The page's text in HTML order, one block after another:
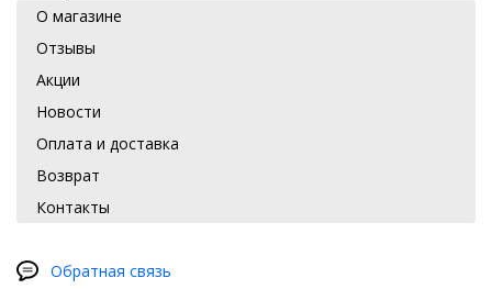
О магазине
Отзывы
Акции
Новости
Оплата и доставка
Возврат
Контакты
Обратная связь